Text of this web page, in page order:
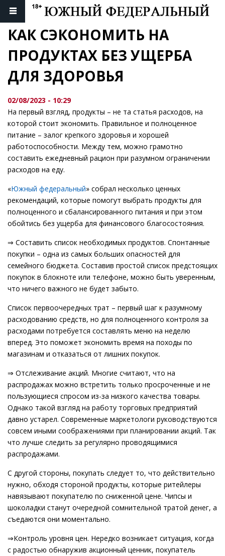
КАК СЭКОНОМИТЬ НА
ПРОДУКТАХ БЕЗ УЩЕРБА
ДЛЯ ЗДОРОВЬЯ
02/08/2023 - 10:29
На первый взгляд, продукты – не та статья расходов, на
которой стоит экономить. Правильное и полноценное
питание – залог крепкого здоровья и хорошей
работоспособности. Между тем, можно грамотно
составить ежедневный рацион при разумном ограничении
расходов на еду.
«Южный федеральный» собрал несколько ценных
рекомендаций, которые помогут выбрать продукты для
полноценного и сбалансированного питания и при этом
обойтись без ущерба для финансового благосостояния.
⇒ Составить список необходимых продуктов. Спонтанные
покупки – одна из самых больших опасностей для
семейного бюджета. Составив простой список предстоящих
покупок в блокноте или телефоне, можно быть уверенным,
что ничего важного не будет забыто.
Список первоочередных трат – первый шаг к разумному
расходованию средств, но для полноценного контроля за
расходами потребуется составлять меню на неделю
вперед. Это поможет экономить время на походы по
магазинам и отказаться от лишних покупок.
⇒ Отслеживание акций. Многие считают, что на
распродажах можно встретить только просроченные и не
пользующиеся спросом из-за низкого качества товары.
Однако такой взгляд на работу торговых предприятий
давно устарел. Современные маркетологи руководствуются
совсем иными соображениями при планировании акций. Так
что лучше следить за регулярно проводящимися
распродажами.
С другой стороны, покупать следует то, что действительно
нужно, обходя стороной продукты, которые ритейлеры
навязывают покупателю по сниженной цене. Чипсы и
шоколадки станут очередной сомнительной тратой денег, а
съедаются они моментально.
⇒Контроль уровня цен. Нередко возникает ситуация, когда
с радостью обнаружив акционный ценник, покупатель